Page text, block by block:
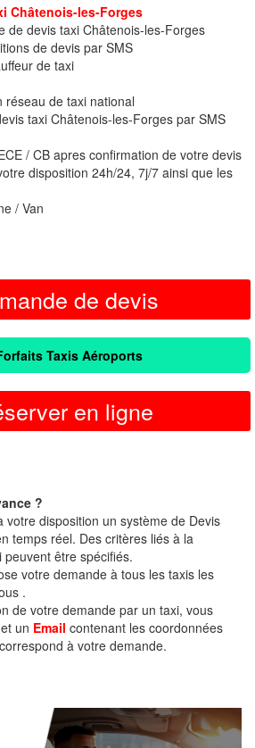
Châtenois-les-Forges
de devis taxi Châtenois-les-Forges
de devis par SMS
de taxi
réseau de taxi national
taxi Châtenois-les-Forges par SMS
/ CB apres confirmation de votre devis
disposition 24h/24, 7j/7 ainsi que les
/ Van
de devis
Taxis Aéroports
en ligne
?
votre disposition un système de Devis
temps réel. Des critères liés à la
être spécifiés.
votre demande à tous les taxis les
.
de votre demande par un taxi, vous
et un Email contenant les coordonnées
à votre demande.